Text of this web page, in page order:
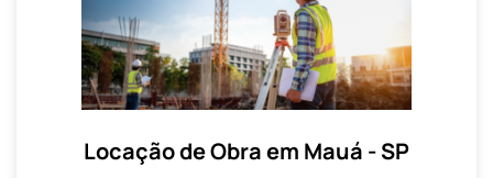
Locação de Obra em Mauá - SP